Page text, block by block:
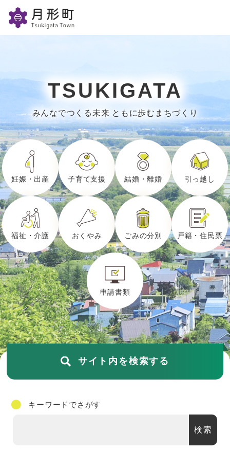
の
す
TSUKIGATA
みんなでつくる未来 ともに歩むまちづくり
妊娠・出産 子育て支援 結婚・離婚 引っ越し
福祉・介護 おくやみ ごみの分別 戸籍・住民票
申請書類
サイト内を検索する
キーワード でさがす